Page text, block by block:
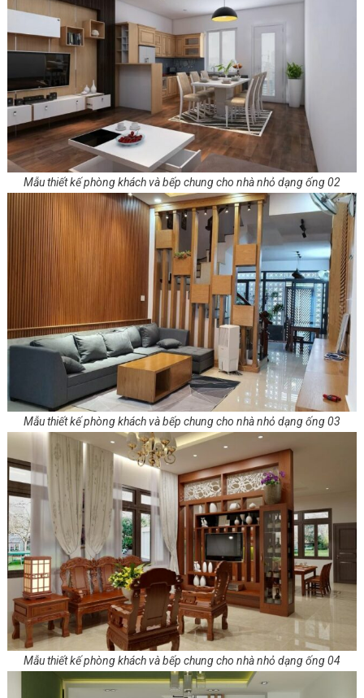
Mẫu thiết kế phòng khách và bếp chung cho nhà nhỏ dạng ống 02
Mẫu thiết kế phòng khách và bếp chung cho nhà nhỏ dạng ống 03
Mẫu thiết kế phòng khách và bếp chung cho nhà nhỏ dạng ống 04